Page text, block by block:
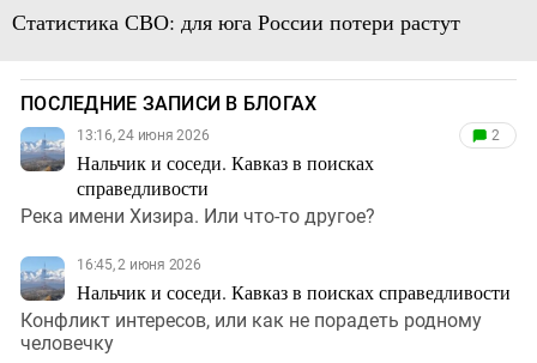
Статистика СВО: для юга России потери растут
ПОСЛЕДНИЕ ЗАПИСИ В БЛОГАХ
13:16, 24 июня 2026
Нальчик и соседи. Кавказ в поисках
справедливости
2
Река имени Хизира. Или что-то другое?
16:45, 2 июня 2026
Нальчик и соседи. Кавказ в поисках справедливости
Конфликт интересов, или как не порадеть родному
человечку